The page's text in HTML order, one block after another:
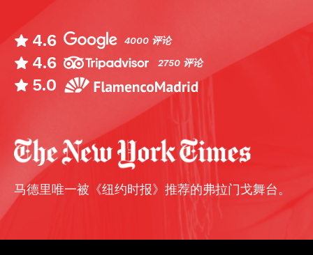
4.6 4000 评论
4.6 2750 评论
5.0
马德里唯一被《纽约时报》推荐的弗拉门戈舞台。